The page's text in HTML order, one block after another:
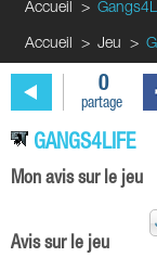
Accueil
Accueil Jeu
0
partage
GANGS4LIFE
Mon avis sur le jeu
Avis sur le jeu